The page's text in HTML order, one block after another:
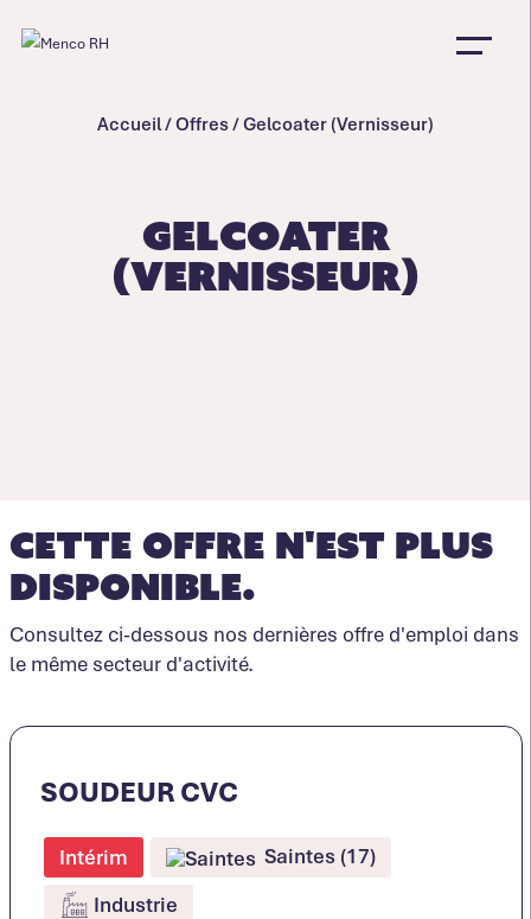
Accueil/Offres/Gelcoater (Vernisseur)
Gelcoater
(Vernisseur)
Cette offre n'est plus
disponible.
Consultez ci-dessous nos dernières offre d'emploi dans
le même secteur d'activité.
SOUDEUR CVC
Intérim
Saintes (17)
Industrie